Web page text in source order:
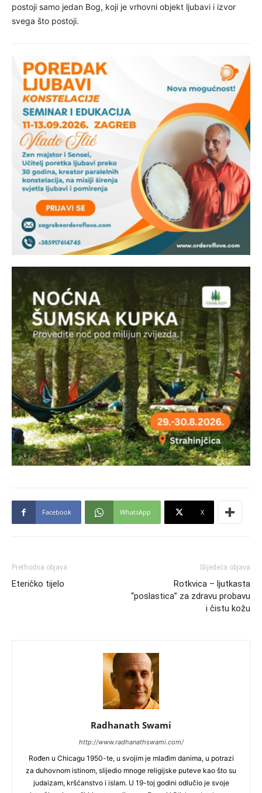
postoji samo jedan Bog, koji je vrhovni objekt ljubavi i izvor
svega što postoji.
Facebook WhatsApp X
Prethodna objava
Eteričko tijelo
Slijedeća objava
Rotkvica – ljutkasta
“poslastica” za zdravu probavu
i čistu kožu
Radhanath Swami
http://www.radhanathswami.com/
Rođen u Chicagu 1950-te, u svojim je mlađim danima, u potrazi
za duhovnom istinom, slijedio mnoge religijske puteve kao što su
judaizam, kršćanstvo i islam. U 19-toj godini odlučio je svoje